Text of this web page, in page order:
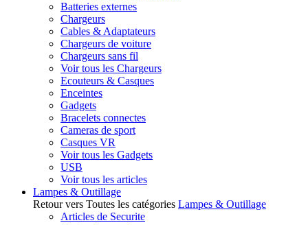
Batteries externes
Chargeurs
Cables & Adaptateurs
Chargeurs de voiture
Chargeurs sans fil
Voir tous les Chargeurs
Ecouteurs & Casques
Enceintes
Gadgets
Bracelets connectes
Cameras de sport
Casques VR
Voir tous les Gadgets
USB
Voir tous les articles
Lampes & Outillage
Retour vers Toutes les catégories Lampes & Outillage
Articles de Securite